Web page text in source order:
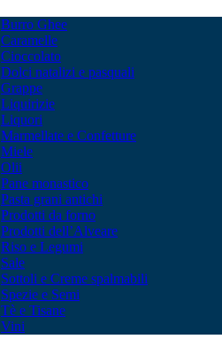
Burro Ghee
Caramelle
Cioccolato
Dolci natalizi e pasquali
Grappe
Liquirizie
Liquori
Marmellate e Confetture
Miele
Olii
Pane monastico
Pasta grani antichi
Prodotti da forno
Prodotti dell’Alveare
Riso e Legumi
Sale
Sottoli e Creme spalmabili
Spezie e Semi
Tè e Tisane
Vini